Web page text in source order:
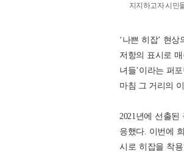
지지하고자 시민
‘나쁜 히잡’ 현
저항의 표시로
녀들’이라는 퍼
마침 그 거리의
2021년에 선출
응했다. 이번에
시로 히잡을 착